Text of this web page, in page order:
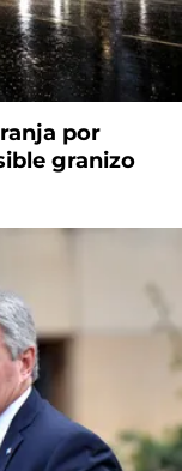
por
granizo